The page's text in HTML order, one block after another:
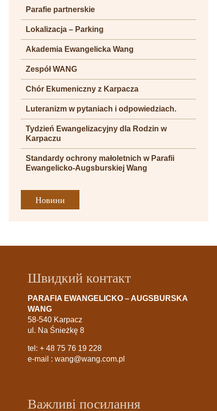
Parafie partnerskie
Lokalizacja – Parking
Akademia Ewangelicka Wang
Zespół WANG
Chór Ekumeniczny z Karpacza
Luteranizm w pytaniach i odpowiedziach.
Tydzień Ewangelizacyjny dla Rodzin w
Karpaczu
Standardy ochrony małoletnich w Parafii
Ewangelicko-Augsburskiej Wang
Новини
Швидкий контакт
PARAFIA EWANGELICKO – AUGSBURSKA
WANG
58-540 Karpacz
ul. Na Śnieżkę 8
tel: + 48 75 76 19 228
e-mail : wang@wang.com.pl
Важливі посилання